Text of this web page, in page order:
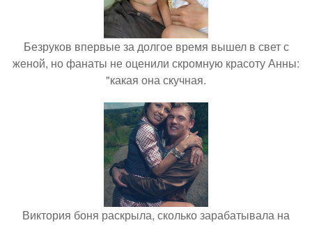
Безруков впервые за долгое время вышел в свет с
женой, но фанаты не оценили скромную красоту Анны:
"какая она скучная.
Виктория боня раскрыла, сколько зарабатывала на